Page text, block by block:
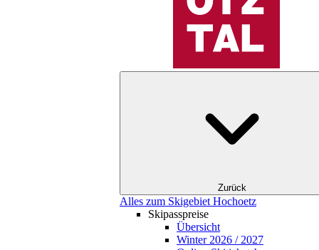
Zurück
Alles zum Skigebiet Hochoetz
Skipasspreise
Übersicht
Winter 2026 / 2027